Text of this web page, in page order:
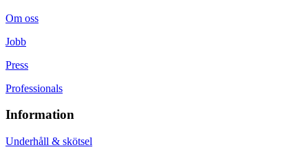
Om oss
Jobb
Press
Professionals
Information
Underhåll & skötsel